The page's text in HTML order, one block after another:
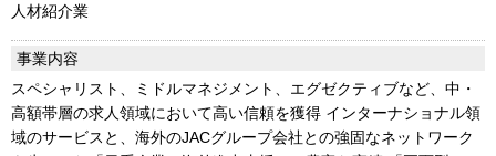
人材紹介業
事業内容
スペシャリスト、ミドルマネジメント、エグゼクティブなど、中・
高額帯層の求人領域において高い信頼を獲得 インターナショナル領
域のサービスと、海外のJACグループ会社との強固なネットワーク